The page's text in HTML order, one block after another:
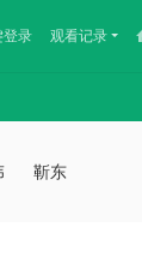
登录 观看记录
靳东